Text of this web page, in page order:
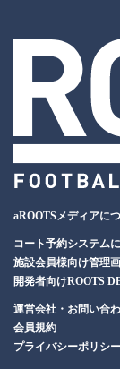
aROOTSメディアに
コート予約システム
施設会員様向け管理
開発者向けROOTS
運営会社・お問い合
会員規約
プライバシーポリシー